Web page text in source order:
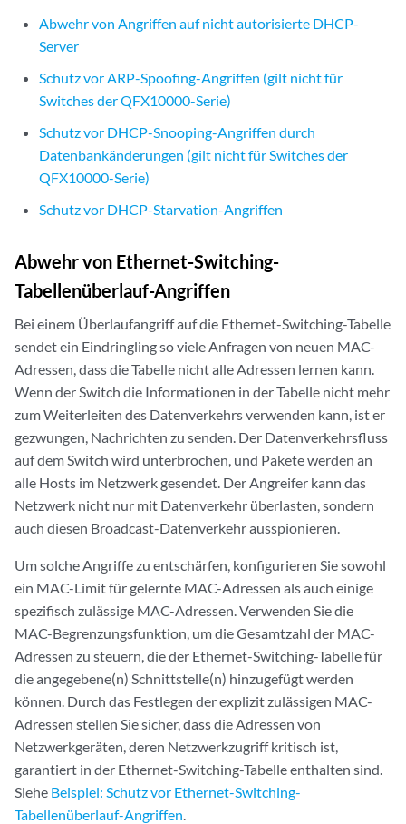
Abwehr von Angriffen auf nicht autorisierte DHCP-
Server
Schutz vor ARP-Spoofing-Angriffen (gilt nicht für
Switches der QFX10000-Serie)
Schutz vor DHCP-Snooping-Angriffen durch
Datenbankänderungen (gilt nicht für Switches der
QFX10000-Serie)
Schutz vor DHCP-Starvation-Angriffen
Abwehr von Ethernet-Switching-
Tabellenüberlauf-Angriffen
Bei einem Überlaufangriff auf die Ethernet-Switching-Tabelle
sendet ein Eindringling so viele Anfragen von neuen MAC-
Adressen, dass die Tabelle nicht alle Adressen lernen kann.
Wenn der Switch die Informationen in der Tabelle nicht mehr
zum Weiterleiten des Datenverkehrs verwenden kann, ist er
gezwungen, Nachrichten zu senden. Der Datenverkehrsfluss
auf dem Switch wird unterbrochen, und Pakete werden an
alle Hosts im Netzwerk gesendet. Der Angreifer kann das
Netzwerk nicht nur mit Datenverkehr überlasten, sondern
auch diesen Broadcast-Datenverkehr ausspionieren.
Um solche Angriffe zu entschärfen, konfigurieren Sie sowohl
ein MAC-Limit für gelernte MAC-Adressen als auch einige
spezifisch zulässige MAC-Adressen. Verwenden Sie die
MAC-Begrenzungsfunktion, um die Gesamtzahl der MAC-
Adressen zu steuern, die der Ethernet-Switching-Tabelle für
die angegebene(n) Schnittstelle(n) hinzugefügt werden
können. Durch das Festlegen der explizit zulässigen MAC-
Adressen stellen Sie sicher, dass die Adressen von
Netzwerkgeräten, deren Netzwerkzugriff kritisch ist,
garantiert in der Ethernet-Switching-Tabelle enthalten sind.
Siehe Beispiel: Schutz vor Ethernet-Switching-
Tabellenüberlauf-Angriffen